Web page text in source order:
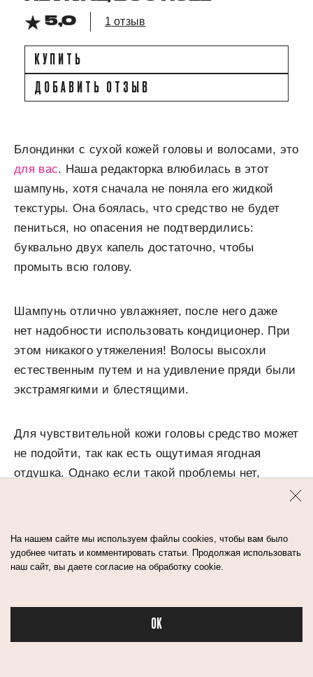
5,0
1 отзыв
КУПИТЬ
ДОБАВИТЬ ОТЗЫВ
Блондинки с сухой кожей головы и волосами, это
для вас. Наша редакторка влюбилась в этот
шампунь, хотя сначала не поняла его жидкой
текстуры. Она боялась, что средство не будет
пениться, но опасения не подтвердились:
буквально двух капель достаточно, чтобы
промыть всю голову.
Шампунь отлично увлажняет, после него даже
нет надобности использовать кондиционер. При
этом никакого утяжеления! Волосы высохли
естественным путем и на удивление пряди были
экстрамягкими и блестящими.
Для чувствительной кожи головы средство может
не подойти, так как есть ощутимая ягодная
отдушка. Однако если такой проблемы нет,
На нашем сайте мы используем файлы cookies, чтобы вам было
удобнее читать и комментировать статьи. Продолжая использовать
наш сайт, вы даете согласие на обработку cookie.
OK